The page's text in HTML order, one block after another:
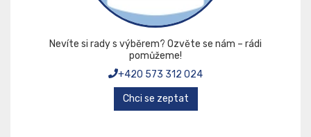
Nevíte si rady s výběrem? Ozvěte se nám – rádi
pomůžeme!
+420 573 312 024
Chci se zeptat